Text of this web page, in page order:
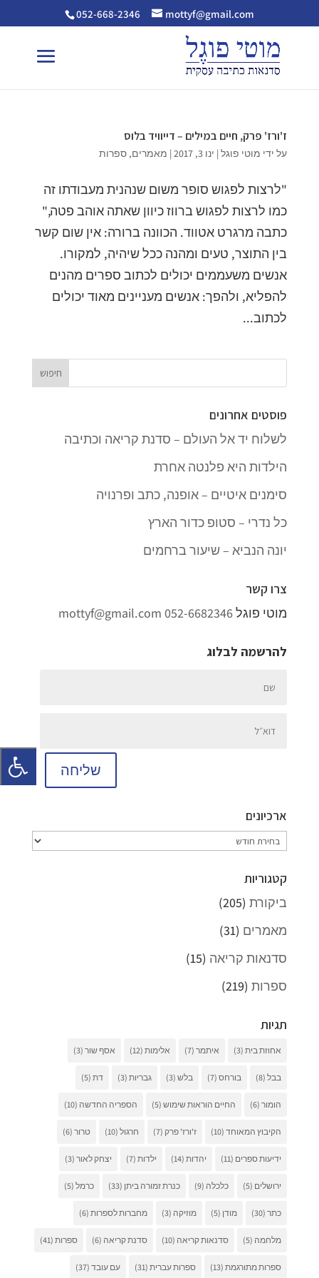
052-668-2346 mottyf@gmail.com
ז'ורז' פרק, חיים במילים – דייוויד בלוס
על ידי מוטי פוגל| ינו 3, 2017 | מאמרים, ספרות
"לרצות לפגוש סופר משום שנהנית מעבודתו זה
כמו לרצות לפגוש ברווז כיוון שאתה אוהב פטה,"
כתבה מרגרט אטווד. הכוונה ברורה: אין שום קשר
בין התוצר, טעים ומהנה ככל שיהיה, למקורו.
אנשים משעממים יכולים לכתוב ספרים מהנים
להפליא, ולהפך: אנשים מעניינים מאוד יכולים
לכתוב...
פוסטים אחרונים
לשלוח יד אל העולם – סדנת קריאה וכתיבה
הילדות היא פלנטה אחרת
סימנים איטיים – אופנה, כתב ופרנויה
כל נדרי – סטופ כדור הארץ
יונה הנביא – שיעור ברחמים
צרו קשר
מוטי פוגל052-6682346
mottyf@gmail.com
להרשמה לבלוג
שליחה
ארכיונים
ארכיונים
קטגוריות
ביקורת(205)
מאמרים (31)
סדנאות קריאה (15)
ספרות(219)
תגיות
אחוזת בית(3) איתמר(7) אלימות(12) אסף שור(3)
בבל(8) בורחס(7) בלש(3) גבריות(3) דת(5)
הומור(6) החיים הוראות שימוש(5) הספריה החדשה (10)
הקיבוץ המאוחד(10) ז'ורז' פרק(7) חרגול(10) טרור(6)
ידיעות ספרים (11) יהדות(14) ילדות(7) יצחק לאור(3)
ירושלים (5) כלכלה (9) כנרת זמורה ביתן (33) כרמל(5)
כתר(30) מודן (5) מוזיקה (3) מחברות לספרות(6)
מלחמה (5) סדנאות קריאה (10) סדנת קריאה (6) ספרות(41)
ספרות מתורגמת(13) ספרות עברית(31) עם עובד(37)